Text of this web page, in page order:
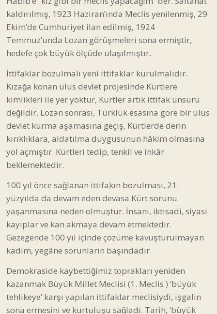
kaldırılmış, 1923 Haziran’ında Meclis yenilenmiş, 29
Ekim’de Cumhuriyet ilan edilmiş, 1924
Temmuz’unda Lozan görüşmeleri sona ermiştir,
hedefe çok büyük ölçüde ulaşılmıştır.
İttifaklar bozulmalı yeni ittifaklar kurulmalıdır.
Kızağa konan ulus devlet projesinde Kürtlere
kimlikleri ile yer yoktur, Kürtler artık ittifak unsuru
değildir. Lozan sonrası, Türklük esasına göre bir ulus
devlet kurma aşamasına geçiş, Kürtlerde derin
kırıklıklara, aldatılma duygusunun hâkim olmasına
yol açmıştır. Kürtleri tedip, tenkil ve inkâr
beklemektedir.
100 yıl önce sağlanan ittifakın bozulması, 21.
yüzyılda da devam eden devasa Kürt sorunu
yaşanmasına neden olmuştur. İnsani, iktisadi, siyasi
kayıplar ve kan akmaya devam etmektedir.
Gezegende 100 yıl içinde çözüme kavuşturulmayan
kadim, yegâne sorunların başındadır.
Demokraside kaybettiğimiz toprakları yeniden
kazanmak Büyük Millet Meclisi (1. Meclis ) ‘büyük
tehlikeye’ karşı yapılan ittifaklar meclisiydi, işgalin
sona ermesini ve kurtuluşu sağladı. Tarih, ‘büyük